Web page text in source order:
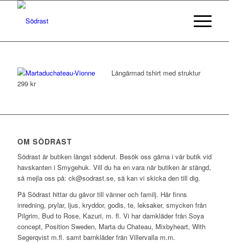
Långärmad tshirt med struktur
299 kr
OM SÖDRAST
Södrast är butiken längst söderut. Besök oss gärna i vår butik vid
havskanten i Smygehuk. Vill du ha en vara när butiken är stängd,
så mejla oss på: ck@sodrast.se, så kan vi skicka den till dig.
På Södrast hittar du gåvor till vänner och familj. Här finns
inredning, prylar, ljus, kryddor, godis, te, leksaker, smycken från
Pilgrim, Bud to Rose, Kazuri, m. fl. Vi har damkläder från Soya
concept, Position Sweden, Marta du Chateau, Mixbyheart, With
Segerqvist m.fl. samt barnkläder från Villervalla m.m.